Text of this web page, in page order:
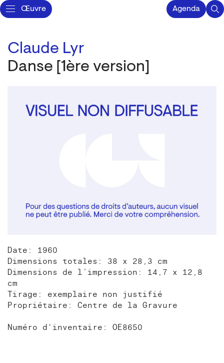
Œuvre Agenda
Claude Lyr
Danse [1ère version]
Date: 1960
Dimensions totales: 38 x 28,3 cm
Dimensions de l’impression: 14,7 x 12,8
cm
Tirage: exemplaire non justifié
Propriétaire: Centre de la Gravure
Numéro d'inventaire: OE8650